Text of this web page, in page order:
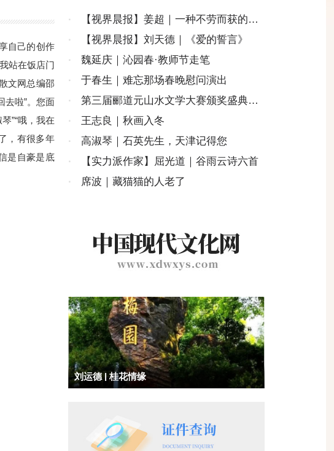
·
【视界晨报】姜超｜一种不劳而获的梦
魇
·
【视界晨报】刘天德｜《爱的誓言》
·
魏延庆｜沁园春·教师节走笔
·
于春生｜难忘那场春晚慰问演出
·
第三届郦道元山水文学大赛颁奖盛典暨
南国文学研讨会在北京举行
·
王志良｜秋画入冬
·
高淑琴｜石英先生，天津记得您
·
【实力派作家】屈光道｜谷雨云诗六首
·
席波｜藏猫猫的人老了
刘运德 | 桂花情缘
自己的创作
站在饭店门
文网总编邵
去啦”。您面
”“哦，我在
，有很多年
是自豪是底